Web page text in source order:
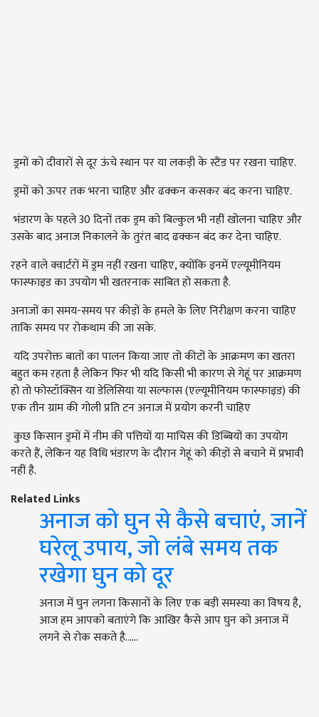
ड्रमों को दीवारों से दूर ऊंचे स्थान पर या लकड़ी के स्टैंड पर रखना चाहिए.
ड्रमों को ऊपर तक भरना चाहिए और ढक्कन कसकर बंद करना चाहिए.
भंडारण के पहले 30 दिनों तक ड्रम को बिल्कुल भी नहीं खोलना चाहिए और
उसके बाद अनाज निकालने के तुरंत बाद ढक्कन बंद कर देना चाहिए.
रहने वाले क्वार्टरों में ड्रम नहीं रखना चाहिए, क्योंकि इनमें एल्यूमीनियम
फास्फाइड का उपयोग भी खतरनाक साबित हो सकता है.
अनाजों का समय-समय पर कीड़ों के हमले के लिए निरीक्षण करना चाहिए
ताकि समय पर रोकथाम की जा सके.
यदि उपरोक्त बातों का पालन किया जाए तो कीटों के आक्रमण का खतरा
बहुत कम रहता है लेकिन फिर भी यदि किसी भी कारण से गेहूं पर आक्रमण
हो तो फोस्टॉक्सिन या डेलिसिया या सल्फास (एल्यूमीनियम फास्फाइड) की
एक तीन ग्राम की गोली प्रति टन अनाज में प्रयोग करनी चाहिए
कुछ किसान ड्रमों में नीम की पत्तियों या माचिस की डिब्बियों का उपयोग
करते हैं, लेकिन यह विधि भंडारण के दौरान गेहूं को कीड़ों से बचाने में प्रभावी
नहीं है.
Related Links
अनाज को घुन से कैसे बचाएं, जानें
घरेलू उपाय, जो लंबे समय तक
रखेगा घुन को दूर
अनाज में घुन लगना किसानों के लिए एक बड़ी समस्या का विषय है,
आज हम आपको बताएंगे कि आखिर कैसे आप घुन को अनाज में
लगने से रोक सकते है...…